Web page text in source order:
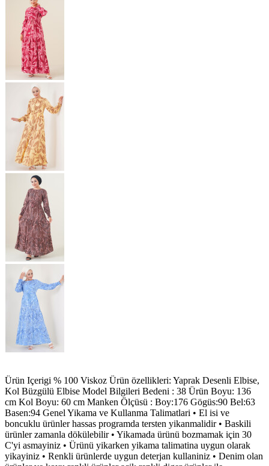
Ürün Içerigi % 100 Viskoz Ürün özellikleri: Yaprak Desenli Elbise,
Kol Büzgülü Elbise Model Bilgileri Bedeni : 38 Ürün Boyu: 136
cm Kol Boyu: 60 cm Manken Ölçüsü : Boy:176 Gögüs:90 Bel:63
Basen:94 Genel Yikama ve Kullanma Talimatlari • El isi ve
boncuklu ürünler hassas programda tersten yikanmalidir • Baskili
ürünler zamanla dökülebilir • Yikamada ürünü bozmamak için 30
C'yi asmayiniz • Ürünü yikarken yikama talimatina uygun olarak
yikayiniz • Renkli ürünlerde uygun deterjan kullaniniz • Denim olan